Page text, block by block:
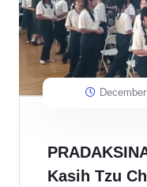
Kasih Tzu